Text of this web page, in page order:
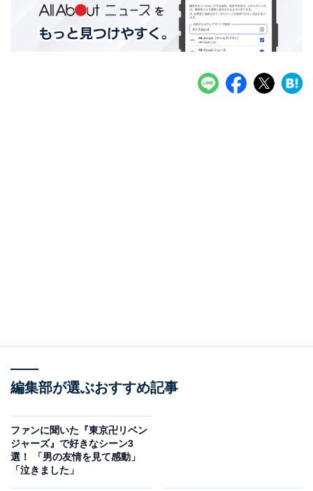
編集部が選ぶおすすめ記事
ファンに聞いた『東京卍リベン
ジャーズ』で好きなシーン3
選！ 「男の友情を見て感動」
「泣きました」